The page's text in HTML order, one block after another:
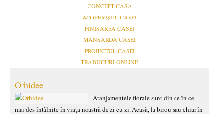
CONCEPT CASA
ACOPERIȘUL CASEI
FINISAREA CASEI
MANSARDA CASEI
PROIECTUL CASEI
TRABUCURI ONLINE
Orhidee
Aranjamentele florale sunt din ce în ce
mai des întâlnite în viața noastră de zi cu zi. Acasă, la birou sau chiar în